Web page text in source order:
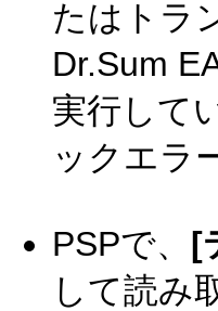
たはトラ
Dr.Sum
実行して
ックエラ
PSPで、 [
して読み